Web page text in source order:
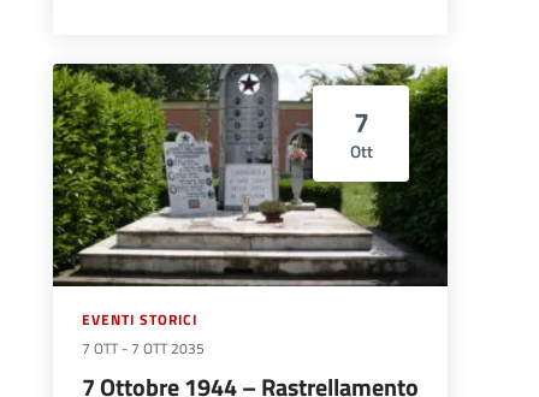
7
Ott
EVENTI STORICI
7 OTT - 7 OTT 2035
7 Ottobre 1944 – Rastrellamento